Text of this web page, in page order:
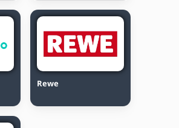
Rewe